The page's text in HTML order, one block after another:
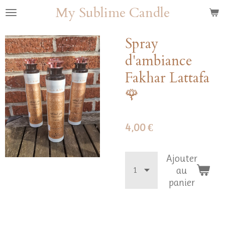
Passer
contenu
principal
My Sublime Candle
Spray
d'ambiance
Fakhar Lattafa
🌹
4,00 €
Ajouter
au
panier